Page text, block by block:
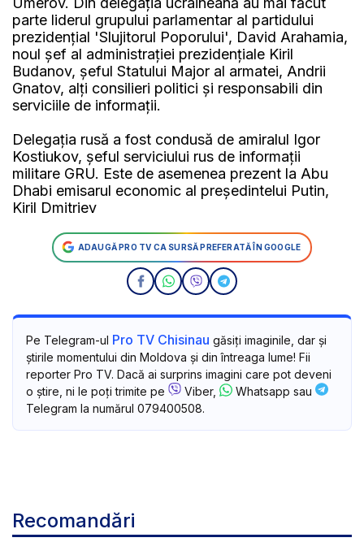
parte liderul grupului parlamentar al partidului
prezidențial 'Slujitorul Poporului', David Arahamia,
noul șef al administrației prezidențiale Kiril
Budanov, șeful Statului Major al armatei, Andrii
Gnatov, alți consilieri politici și responsabili din
serviciile de informații.
Delegația rusă a fost condusă de amiralul Igor
Kostiukov, șeful serviciului rus de informații
militare GRU. Este de asemenea prezent la Abu
Dhabi emisarul economic al președintelui Putin,
Kiril Dmitriev
ADAUGĂ PRO TV CA SURSĂ PREFERATĂ ÎN GOOGLE
Pe Telegram-ul Pro TV Chisinau găsiți imaginile, dar și
știrile momentului din Moldova și din întreaga lume! Fii
reporter Pro TV. Dacă ai surprins imagini care pot deveni
o știre, ni le poți trimite pe
Viber,
Whatsapp sau
Telegram la numărul 079400508.
Recomandări